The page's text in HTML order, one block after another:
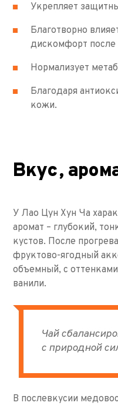
Укрепляет
Благотворно
дискомфорт
Нормализует
Благодаря
кожи.
Вкус,
У Лао Цун Хун Ча
аромат – глубокий,
кустов. После
фруктово-ягодный
объемный, с
ванили.
Чай
с природной
В послевкусии